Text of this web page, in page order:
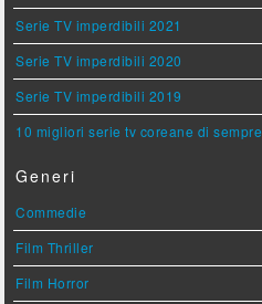
Serie TV imperdibili 2021
Serie TV imperdibili 2020
Serie TV imperdibili 2019
10 migliori serie tv coreane di sempre
Generi
Commedie
Film Thriller
Film Horror